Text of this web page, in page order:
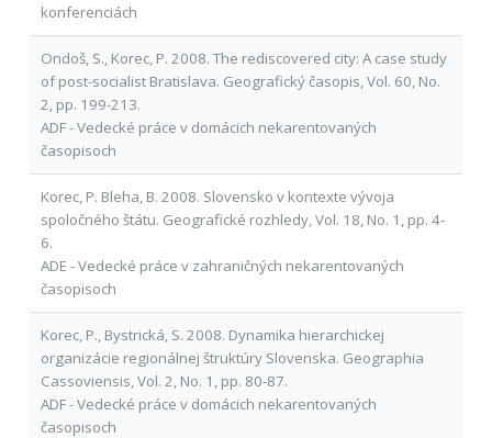
konferenciách
Ondoš, S., Korec, P. 2008. The rediscovered city: A case study
of post-socialist Bratislava. Geografický časopis, Vol. 60, No.
2, pp. 199-213.
ADF - Vedecké práce v domácich nekarentovaných
časopisoch
Korec, P. Bleha, B. 2008. Slovensko v kontexte vývoja
spoločného štátu. Geografické rozhledy, Vol. 18, No. 1, pp. 4-
6.
ADE - Vedecké práce v zahraničných nekarentovaných
časopisoch
Korec, P., Bystrická, S. 2008. Dynamika hierarchickej
organizácie regionálnej štruktúry Slovenska. Geographia
Cassoviensis, Vol. 2, No. 1, pp. 80-87.
ADF - Vedecké práce v domácich nekarentovaných
časopisoch